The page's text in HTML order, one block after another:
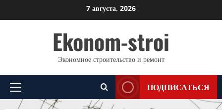
к
7 августа, 2026
Ekonom-stroi
Экономное строительство и ремонт
Основное
меню
ПОДПИСАТЬСЯ